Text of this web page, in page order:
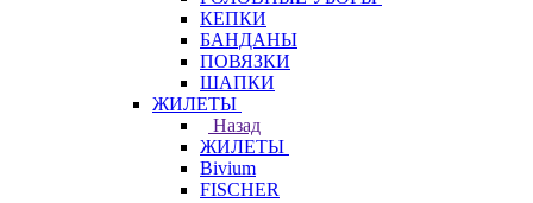
КЕПКИ
БАНДАНЫ
ПОВЯЗКИ
ШАПКИ
ЖИЛЕТЫ
Назад
ЖИЛЕТЫ
Bivium
FISCHER